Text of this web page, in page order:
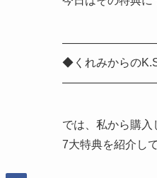
◆くれみからの
では、私から購入
7大特典を紹介し